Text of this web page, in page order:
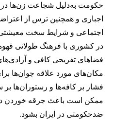
حکومت به‌دلیل شجاعت زن‌ها
اجباری و همچنین ترس از
اجتماعی و شرایط سخت
در کشوری با فرهنگ طولانی
فضاهای تفریحی کافی و
مکان‌های مورد علاقه جوان‌ها
فشار بر کافه‌ها و رستوران‌ها بر
ممکن است باعث جرقه خوردن
ضدحکومتی در ایران بشود.